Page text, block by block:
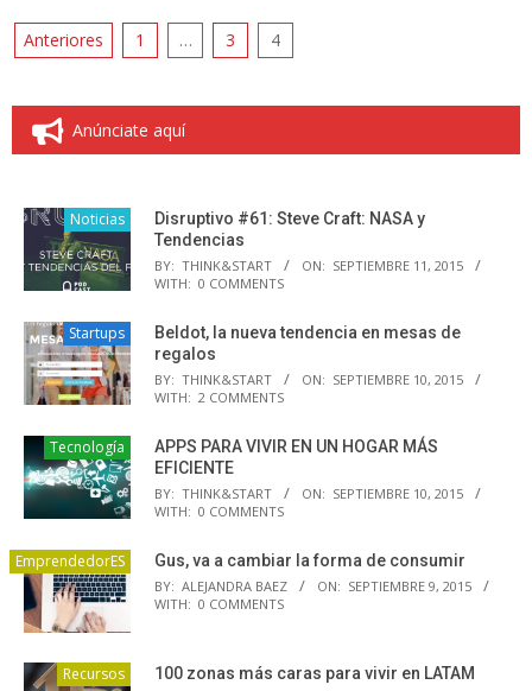
Paginación
entradas
Anteriores 1 … 3 4
Anúnciate aquí
Noticias
Disruptivo #61: Steve Craft: NASA y
Tendencias
BY: THINK&START ON: SEPTIEMBRE 11, 2015
WITH: 0 COMMENTS
Startups
Beldot, la nueva tendencia en mesas de
regalos
BY: THINK&START ON: SEPTIEMBRE 10, 2015
WITH: 2 COMMENTS
Tecnología
APPS PARA VIVIR EN UN HOGAR MÁS
EFICIENTE
BY: THINK&START ON: SEPTIEMBRE 10, 2015
WITH: 0 COMMENTS
EmprendedorES Gus, va a cambiar la forma de consumir
BY: ALEJANDRA BAEZ ON: SEPTIEMBRE 9, 2015
WITH: 0 COMMENTS
Recursos 100 zonas más caras para vivir en LATAM